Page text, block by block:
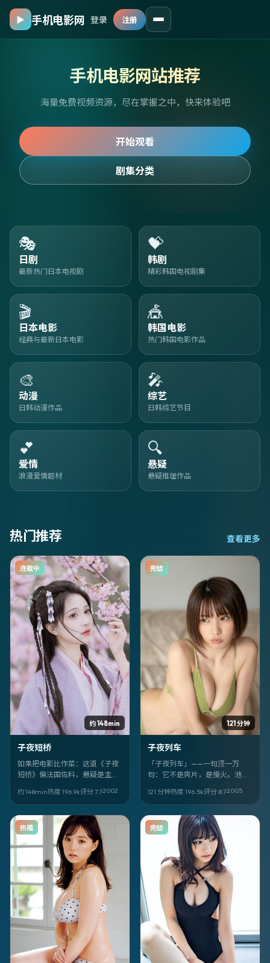
▶ 手机电影网 登录 注册
手机电影网站推荐
海量免费视频资源，尽在掌握之中，快来体验吧
开始观看
剧集分类
🎭
日剧
最新热门日本电视剧
💝
韩剧
精彩韩国电视剧集
🎬
日本电影
经典与最新日本电影
🎪
韩国电影
热门韩国电影作品
🎨
动漫
日韩动漫作品
🎤
综艺
日韩综艺节目
💕
爱情
浪漫爱情题材
🔍
悬疑
悬疑推理作品
热门推荐 查看更多
约 148min
连载中
子夜短桥
如果把电影比作菜：这道《子夜
短桥》偏法国佐料，悬疑是主
宇、许光汉负责「提鲜」。
约 148min热度 196.9k评分7.72002
121 分钟
完结
子夜列车
「子夜列车」——一句顶一万
句：它不是爽片，是慢火。池松
脚，把惊悚的线缝进中国大陆的
日常里。
121 分钟热度 196.5k评分 8.72005
热播 完结